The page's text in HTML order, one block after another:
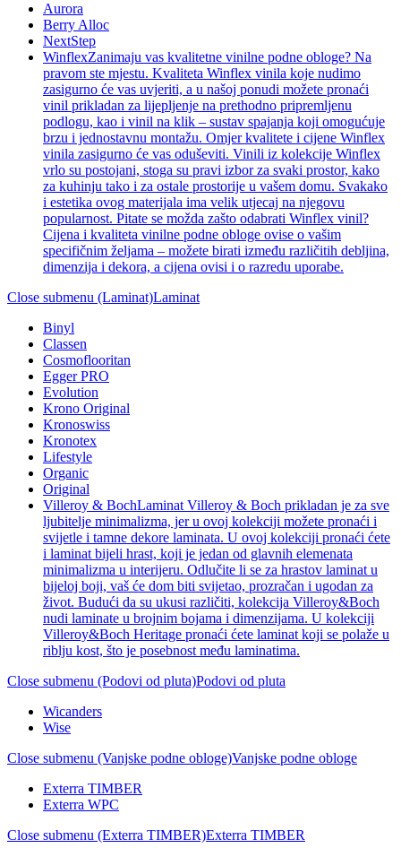
Aurora
Berry Alloc
NextStep
WinflexZanimaju vas kvalitetne vinilne podne obloge? Na
pravom ste mjestu. Kvaliteta Winflex vinila koje nudimo
zasigurno će vas uvjeriti, a u našoj ponudi možete pronaći
vinil prikladan za lijepljenje na prethodno pripremljenu
podlogu, kao i vinil na klik – sustav spajanja koji omogućuje
brzu i jednostavnu montažu. Omjer kvalitete i cijene Winflex
vinila zasigurno će vas oduševiti. Vinili iz kolekcije Winflex
vrlo su postojani, stoga su pravi izbor za svaki prostor, kako
za kuhinju tako i za ostale prostorije u vašem domu. Svakako
i estetika ovog materijala ima velik utjecaj na njegovu
popularnost. Pitate se možda zašto odabrati Winflex vinil?
Cijena i kvaliteta vinilne podne obloge ovise o vašim
specifičnim željama – možete birati između različitih debljina,
dimenzija i dekora, a cijena ovisi i o razredu uporabe.
Close submenu (Laminat)Laminat
Binyl
Classen
Cosmoflooritan
Egger PRO
Evolution
Krono Original
Kronoswiss
Kronotex
Lifestyle
Organic
Original
Villeroy & BochLaminat Villeroy & Boch prikladan je za sve
ljubitelje minimalizma, jer u ovoj kolekciji možete pronaći i
svijetle i tamne dekore laminata. U ovoj kolekciji pronaći ćete
i laminat bijeli hrast, koji je jedan od glavnih elemenata
minimalizma u interijeru. Odlučite li se za hrastov laminat u
bijeloj boji, vaš će dom biti svijetao, prozračan i ugodan za
život. Budući da su ukusi različiti, kolekcija Villeroy&Boch
nudi laminate u brojnim bojama i dimenzijama. U kolekciji
Villeroy&Boch Heritage pronaći ćete laminat koji se polaže u
riblju kost, što je posebnost među laminatima.
Close submenu (Podovi od pluta)Podovi od pluta
Wicanders
Wise
Close submenu (Vanjske podne obloge)Vanjske podne obloge
Exterra TIMBER
Exterra WPC
Close submenu (Exterra TIMBER)Exterra TIMBER